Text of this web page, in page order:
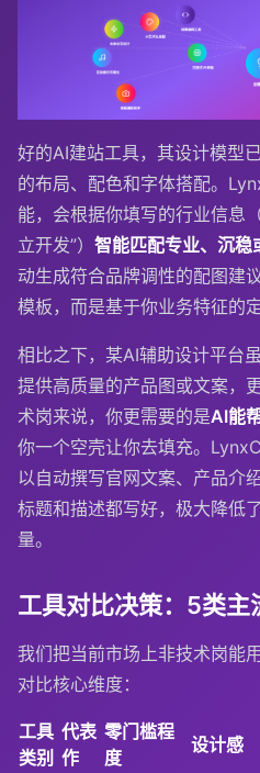
好的AI建站工具，其设计模型
的布局、配色和字体搭配。
能，会根据你填写的行业信息
立开发”） 智能匹配专业、沉稳
动生成符合品牌调性的配图建
模板，而是基于你业务特征的
相比之下，某AI辅助设计平台
提供高质量的产品图或文案，
术岗来说，你更需要的是AI能
你一个空壳让你去填充。
以自动撰写官网文案、产品介
标题和描述都写好，极大降低
量。
工具对比决策：5类主
我们把当前市场上非技术岗能
对比核心维度：
工具
类别
代表
作
零门槛程
度
设计感